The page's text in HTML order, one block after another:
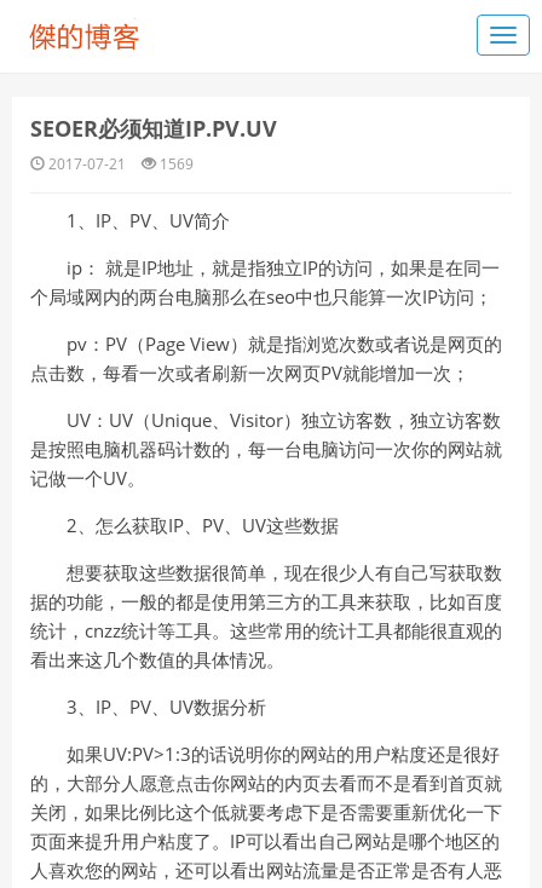
SEOER必须知道IP.PV.UV
2017-07-21 1569
1、IP、PV、UV简介
ip： 就是IP地址，就是指独立IP的访问，如果是在同一
个局域网内的两台电脑那么在seo中也只能算一次IP访问；
pv：PV（Page View）就是指浏览次数或者说是网页的
点击数，每看一次或者刷新一次网页PV就能增加一次；
UV：UV（Unique、Visitor）独立访客数，独立访客数
是按照电脑机器码计数的，每一台电脑访问一次你的网站就
记做一个UV。
2、怎么获取IP、PV、UV这些数据
想要获取这些数据很简单，现在很少人有自己写获取数
据的功能，一般的都是使用第三方的工具来获取，比如百度
统计，cnzz统计等工具。这些常用的统计工具都能很直观的
看出来这几个数值的具体情况。
3、IP、PV、UV数据分析
如果UV:PV>1:3的话说明你的网站的用户粘度还是很好
的，大部分人愿意点击你网站的内页去看而不是看到首页就
关闭，如果比例比这个低就要考虑下是否需要重新优化一下
页面来提升用户粘度了。IP可以看出自己网站是哪个地区的
人喜欢您的网站，还可以看出网站流量是否正常是否有人恶